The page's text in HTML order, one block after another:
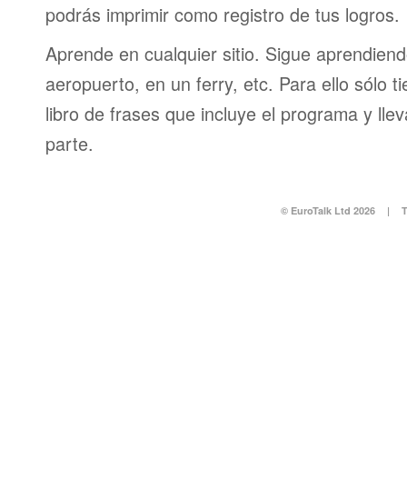
podrás imprimir como registro de tus logros.
Aprende en cualquier sitio. Sigue
aeropuerto, en un ferry, etc. Para ello sólo
libro de frases que incluye el programa y
parte.
© EuroTalk Ltd 2026 |